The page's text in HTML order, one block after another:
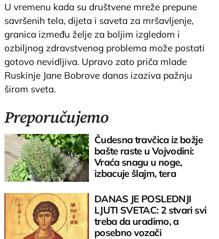
U vremenu kada su društvene mreže prepune
savršenih tela, dijeta i saveta za mršavljenje,
granica između želje za boljim izgledom i
ozbiljnog zdravstvenog problema može postati
gotovo nevidljiva. Upravo zato priča mlade
Ruskinje Jane Bobrove danas izaziva pažnju
širom sveta.
Preporučujemo
Čudesna travčica iz božje
bašte raste u Vojvodini:
Vraća snagu u noge,
izbacuje šlajm, tera
DANAS JE POSLEDNJI
LJUTI SVETAC: 2 stvari svi
treba da uradimo, a
posebno vozači